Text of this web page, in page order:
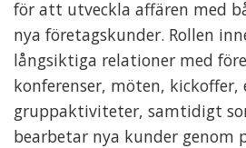
för att utveckla affären med
nya företagskunder. Rollen
långsiktiga relationer med
konferenser, möten, kickoffer,
gruppaktiviteter, samtidigt
bearbetar nya kunder genom